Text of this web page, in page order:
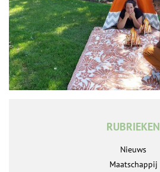
RUBRIEKEN
Nieuws
Maatschappij